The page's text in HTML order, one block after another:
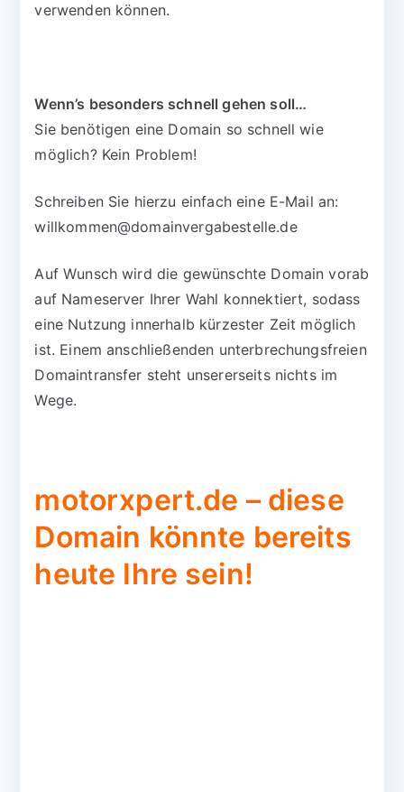
verwenden können.
Wenn’s besonders schnell gehen soll…
Sie benötigen eine Domain so schnell wie
möglich? Kein Problem!
Schreiben Sie hierzu einfach eine E-Mail an:
willkommen@domainvergabestelle.de
Auf Wunsch wird die gewünschte Domain vorab
auf Nameserver Ihrer Wahl konnektiert, sodass
eine Nutzung innerhalb kürzester Zeit möglich
ist. Einem anschließenden unterbrechungsfreien
Domaintransfer steht unsererseits nichts im
Wege.
motorxpert.de – diese
Domain könnte bereits
heute Ihre sein!